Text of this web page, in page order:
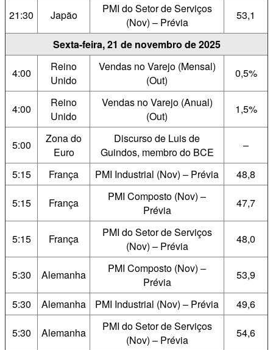
21:30 Japão
PMI do Setor de Serviços
(Nov) – Prévia
53,1
Sexta-feira, 21 de novembro de 2025
4:00
Reino
Unido
Vendas no Varejo (Mensal)
(Out)
0,5%
4:00
Reino
Unido
Vendas no Varejo (Anual)
(Out)
1,5%
5:00
Zona do
Euro
Discurso de Luis de
Guindos, membro do BCE
–
5:15 França PMI Industrial (Nov) – Prévia 48,8
5:15 França
PMI Composto (Nov) –
Prévia
47,7
5:15 França
PMI do Setor de Serviços
(Nov) – Prévia
48,0
5:30 Alemanha
PMI Composto (Nov) –
Prévia
53,9
5:30 Alemanha PMI Industrial (Nov) – Prévia 49,6
5:30 Alemanha
PMI do Setor de Serviços
(Nov) – Prévia
54,6